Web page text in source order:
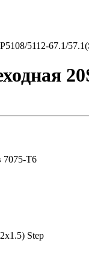
5112-67.1/
7075-T6
Step